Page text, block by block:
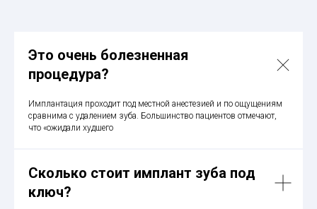
Это очень болезненная
процедура?
Имплантация проходит под местной анестезией и по ощущениям
сравнима с удалением зуба. Большинство пациентов отмечают,
что «ожидали худшего
Сколько стоит имплант зуба под
ключ?